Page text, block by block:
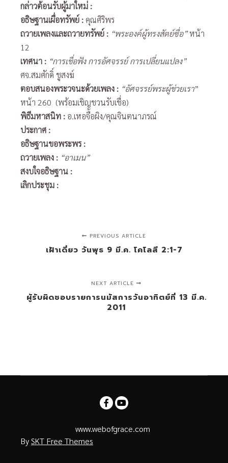
กล่าวต้อนรับผู้มาใหม่ :
อธิษฐานเผื่อทรัพย์ : คุณศิริพร
ถวายเพลงและถวายทรัพย์ : “พระองค์ผู้ทรงสัตย์ซื่อ”หน้า
12
เทศนา : “การเชื่อฟัง การอัศจรรย์ การเปลี่ยนแปลง”
ศจ.สมศักดิ์ ชูสงฆ์
ตอบสนองพระวจนะด้วยเพลง : “อัศจรรย์พระผู้ช่วยเรา”
หน้า 260 (พร้อมเชิญชวนรับเชื่อ)
พิธีมหาสนิท : อ.เหอจื้อผิง/คุณจินตนาภรณ์
ประกาศ :
อธิษฐานขอพระพร:
ถวายเพลง : “อาเมน”
สงบใจอธิษฐาน :
เลิกประชุม :
PREVIOUS ARTICLE
เฝ้าเดี่ยว วันพุธ 9 มี.ค. โคโลสี 2:1-7
NEXT ARTICLE
ผู้รับผิดชอบรายการนมัสการวันอาทิตย์ที่ 13 มี.ค.
2011
www.webofgrace.com
BySKT Free Themes